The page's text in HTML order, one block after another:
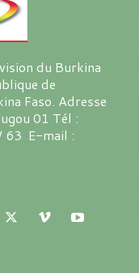
du Burkina
de
Faso. Adresse
01 Tél :
E-mail :